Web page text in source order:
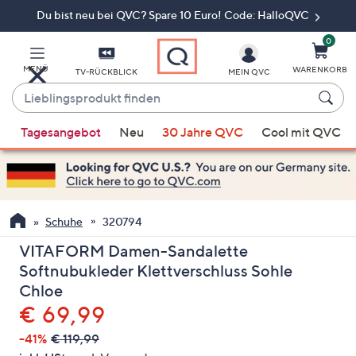
Du bist neu bei QVC? Spare 10 Euro! Code: HalloQVC
MENÜ TV-RÜCKBLICK
Lieblingsprodukt
finden
Vorschläge
verfügbar
sind,
verwenden
Sie
die
Pfeiltasten
nach
oben
und
nach
unten
MEIN QVC
0
WARENKORB
Tagesangebot Neu 30 Jahre QVC Cool mit QVC
Schuhe 320794
VITAFORM Damen-Sandalette
Softnubukleder Klettverschluss Sohle
Chloe
Gelöscht
€ 69,99
-41% € 119,99